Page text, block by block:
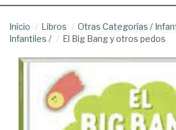
Inicio Libros Otras Categorías /
Infantiles / El Big Bang y otros pedos